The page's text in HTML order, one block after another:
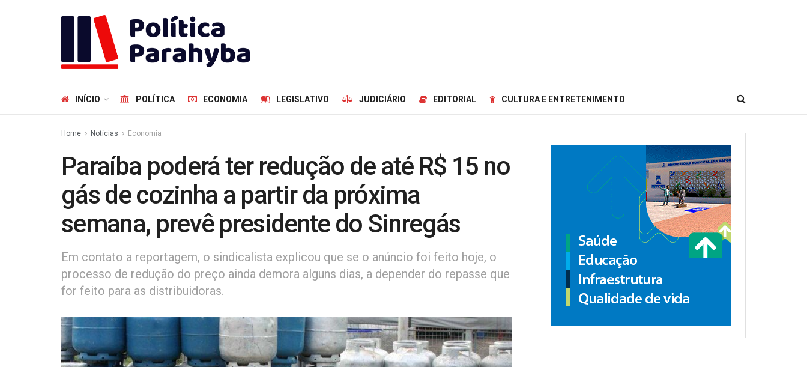
INÍCIO POLÍTICA ECONOMIA LEGISLATIVO JUDICIÁRIO EDITORIAL CULTURA E ENTRETENIMENTO
Home Notícias Economia
Paraíba poderá ter redução de até R$ 15 no
gás de cozinha a partir da próxima
semana, prevê presidente do Sinregás
Em contato a reportagem, o sindicalista explicou que se o anúncio foi feito hoje, o
processo de redução do preço ainda demora alguns dias, a depender do repasse que
for feito para as distribuidoras.